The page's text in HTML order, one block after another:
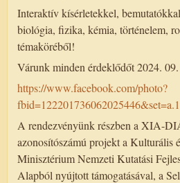
Interaktív kísérletekkel,
biológia, fizika, kémia, történelem,
témaköréből!
Várunk minden érdeklődőt 2024.
https://www.facebook.com/photo?
A rendezvényünk részben a XIA-
azonosítószámú projekt a Kulturális
Minisztérium Nemzeti Kutatási
Alapból nyújtott támogatásával, a